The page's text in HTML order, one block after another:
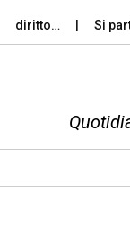
Si parte,